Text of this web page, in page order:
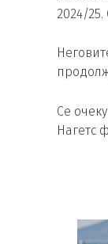
2024/
Се
Нагетс